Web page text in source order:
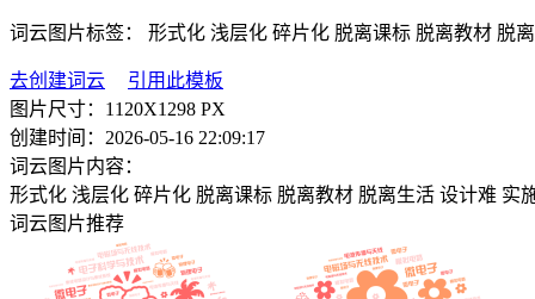
词云图片标签： 形式化 浅层化 碎片化 脱离课标 脱离教材 脱
去创建词云
引用此模板
图片尺寸： 1120X1298 PX
创建时间： 2026-05-16 22:09:17
词云图片内容：
形式化 浅层化 碎片化 脱离课标 脱离教材 脱离生活 设计难 实
词云图片推荐